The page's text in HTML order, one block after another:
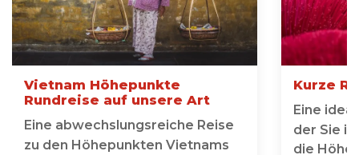
Vietnam Höhepunkte
Rundreise auf unsere Art
Eine abwechslungsreiche Reise
zu den Höhepunkten Vietnams
Kurze
Eine
der Sie
die